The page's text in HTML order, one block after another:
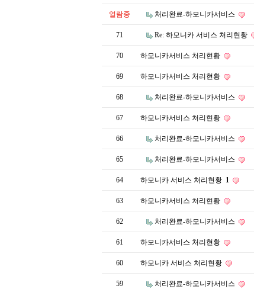
열람중 처리완료-하모니카서비스
71 Re: 하모니카 서비스 처리현황
70 하모니카서비스 처리현황
69 하모니카서비스 처리현황
68 처리완료-하모니카서비스
67 하모니카서비스 처리현황
66 처리완료-하모니카서비스
65 처리완료-하모니카서비스
64 하모니카 서비스 처리현황 1
63 하모니카서비스 처리현황
62 처리완료-하모니카서비스
61 하모니카서비스 처리현황
60 하모니카 서비스 처리현황
59 처리완료-하모니카서비스